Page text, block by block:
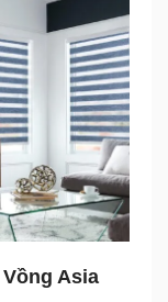
Asia